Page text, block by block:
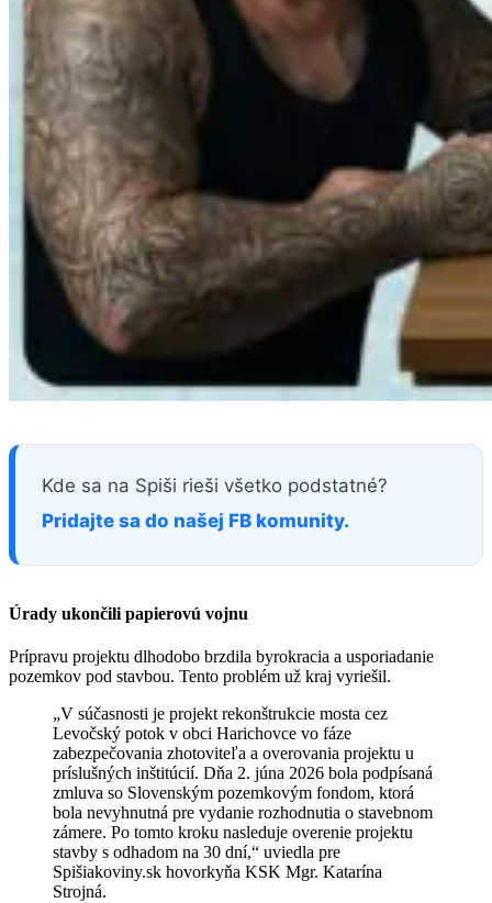
Kde sa na Spiši rieši všetko podstatné?
Pridajte sa do našej FB komunity.
Úrady ukončili papierovú vojnu
Prípravu projektu dlhodobo brzdila byrokracia a usporiadanie
pozemkov pod stavbou. Tento problém už kraj vyriešil.
„V súčasnosti je projekt rekonštrukcie mosta cez
Levočský potok v obci Harichovce vo fáze
zabezpečovania zhotoviteľa a overovania projektu u
príslušných inštitúcií. Dňa 2. júna 2026 bola podpísaná
zmluva so Slovenským pozemkovým fondom, ktorá
bola nevyhnutná pre vydanie rozhodnutia o stavebnom
zámere. Po tomto kroku nasleduje overenie projektu
stavby s odhadom na 30 dní,“ uviedla pre
Spišiakoviny.sk hovorkyňa KSK Mgr. Katarína
Strojná.